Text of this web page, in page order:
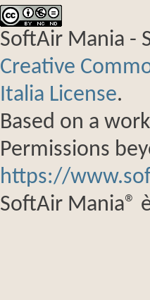
SoftAir Mania -
Creative
Italia License.
Based on a
Permissions
https://
SoftAir Mania®